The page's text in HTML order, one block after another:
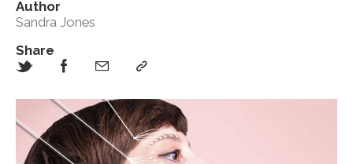
Author
Sandra Jones
Share